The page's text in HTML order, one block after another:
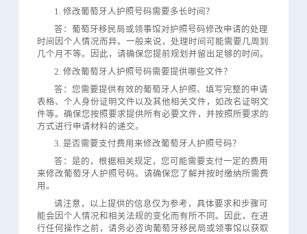
1. 修改葡萄牙人护照号码需要多长时间？
答：葡萄牙移民局或领事馆对护照号码修改申请的处理
时间因个人情况而异。一般来说，处理时间可能需要几周到
几个月不等。因此，请确保您提前规划并留出足够的时间。
2. 修改葡萄牙人护照号码需要提供哪些文件？
答：您需要提供有效的葡萄牙人护照、填写完整的申请
表格、个人身份证明文件以及其他相关文件，如改名证明文
件等。确保您按照要求提供所有必要文件，并按照所要求的
方式进行申请材料的递交。
3. 是否需要支付费用来修改葡萄牙人护照号码？
答：是的，根据相关规定，您可能需要支付一定的费用
来修改葡萄牙人护照号码。请确保您了解并按时缴纳所需费
用。
请注意，以上提供的信息仅为参考，具体要求和步骤可
能会因个人情况和相关法规的变化而有所不同。因此，在进
行任何操作之前，请务必咨询葡萄牙移民局或领事馆以获取